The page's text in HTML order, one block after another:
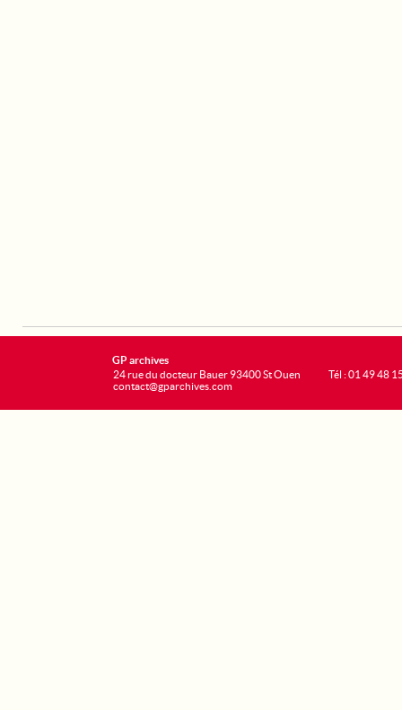
GP archives
24 rue du docteur Bauer 93400 St Ouen
contact@gparchives.com
Tél : 01 49 48